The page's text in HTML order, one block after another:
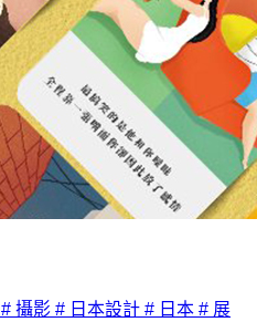
# 攝影 # 日本設計 # 日本 # 展